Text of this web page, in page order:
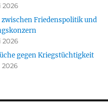
2026
zwischen Friedenspolitik und
2026
gegen Kriegstüchtigkeit
2026